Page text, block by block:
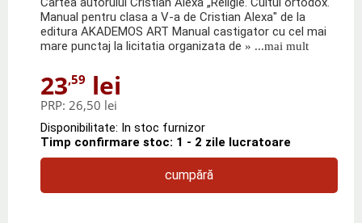
Manual pentru clasa a V-a de Cristian Alexa" de la
editura AKADEMOS ART Manual castigator cu cel mai
mare punctaj la licitatia organizata de » ...mai mult
23,59 lei
PRP: 26,50 lei
Disponibilitate: In stoc furnizor
Timp confirmare stoc: 1 - 2 zile lucratoare
cumpără